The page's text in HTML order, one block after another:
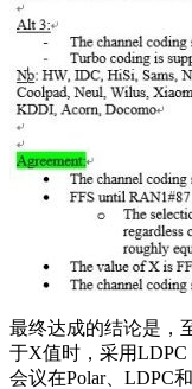
最终达成的结论是，
于X值时，采用
会议在Polar、LDPC